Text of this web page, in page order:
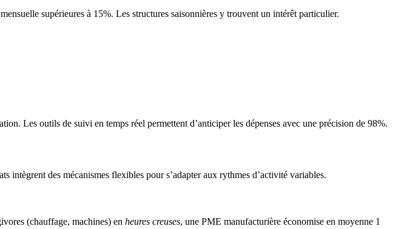
supérieures à 15%. Les structures saisonnières y trouvent un intérêt particulier.
Les outils de suivi en temps réel permettent d’anticiper les dépenses avec une précision de 98%.
intègrent des mécanismes flexibles pour s’adapter aux rythmes d’activité variables.
(chauffage, machines) en heures creuses, une PME manufacturière économise en moyenne 1